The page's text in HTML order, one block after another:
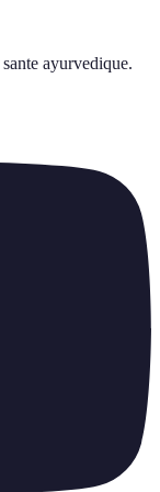
sante ayurvedique.